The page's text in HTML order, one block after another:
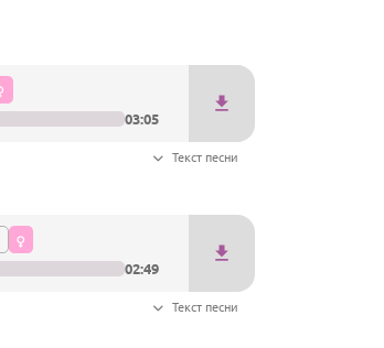
03:05
Текст песни
02:49
Текст песни